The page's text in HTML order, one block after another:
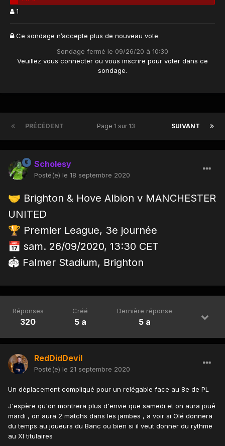
1
Ce sondage n’accepte plus de nouveau vote
Veuillez vous connecter ou vous inscrire pour voter dans ce
sondage.
Sondage fermé le 09/26/20 à 10:30
PRÉCÉDENT SUIVANT
Page 1 sur 13
Scholesy
Posté(e) le 18 septembre 2020
🤝 Brighton & Hove Albion v MANCHESTER
UNITED
🏆 Premier League, 3e journée
📅 sam. 26/09/2020, 13:30 CET
🏟 Falmer Stadium, Brighton
Réponses
320
Créé
5 a
Dernière réponse
5 a
RedDidDevil
Posté(e) le 21 septembre 2020
Un déplacement compliqué pour un relégable face au 8e de PL
J'espère qu'on montrera plus d'envie que samedi et on aura joué
mardi , on aura 2 matchs dans les jambes , a voir si Olé donnera
du temps au joueurs du Banc ou bien si il veut donner du rythme
au XI titulaires